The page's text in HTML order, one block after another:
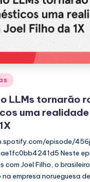
LLMs tornarão
uma
episode/
Neste
com Joel Filho, o
empresa norueguesa